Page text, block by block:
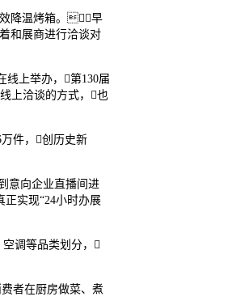
效降温烤箱。早
和展商进行洽谈对
线上举办，第130届
上洽谈的方式，也
件，创历史新
意向企业直播间进
实现“24小时办展
调等品类划分，
者在厨房做菜、煮